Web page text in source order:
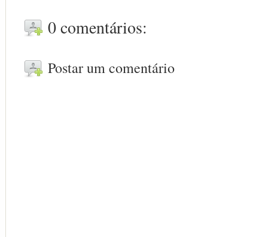
0 comentários:
Postar um comentário